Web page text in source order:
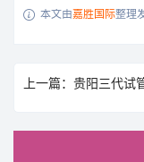
 本文由嘉胜国际整理
上一篇：贵阳三代试